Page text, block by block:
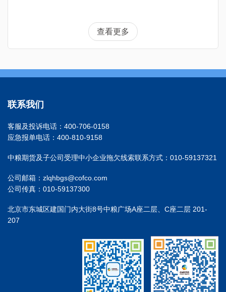
查看更多
联系我们
客服及投诉电话：400-706-0158
应急报单电话：400-810-9158
中粮期货及子公司受理中小企业拖欠线索联系方式：010-59137321
公司邮箱：zlqhbgs@cofco.com
公司传真：010-59137300
北京市东城区建国门内大街8号中粮广场A座二层、C座二层 201-
207